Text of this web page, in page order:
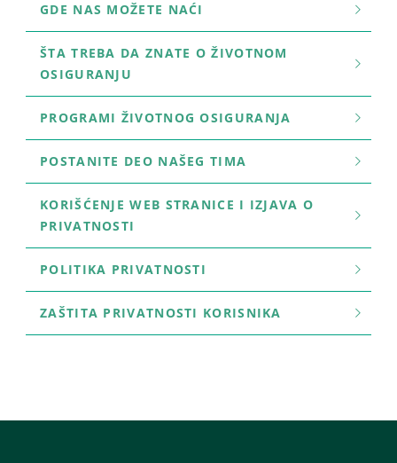
GDE NAS MOŽETE NAĆI
ŠTA TREBA DA ZNATE O ŽIVOTNOM
OSIGURANJU
PROGRAMI ŽIVOTNOG OSIGURANJA
POSTANITE DEO NAŠEG TIMA
KORIŠĆENJE WEB STRANICE I IZJAVA O
PRIVATNOSTI
POLITIKA PRIVATNOSTI
ZAŠTITA PRIVATNOSTI KORISNIKA